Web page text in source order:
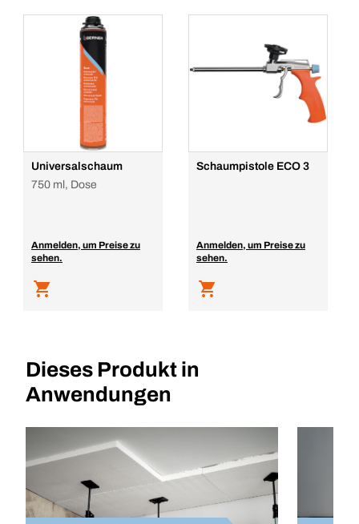
Universalschaum
750 ml, Dose
Anmelden, um Preise zu
sehen.
Schaumpistole ECO 3
Anmelden, um Preise zu
sehen.
Dieses Produkt in
Anwendungen